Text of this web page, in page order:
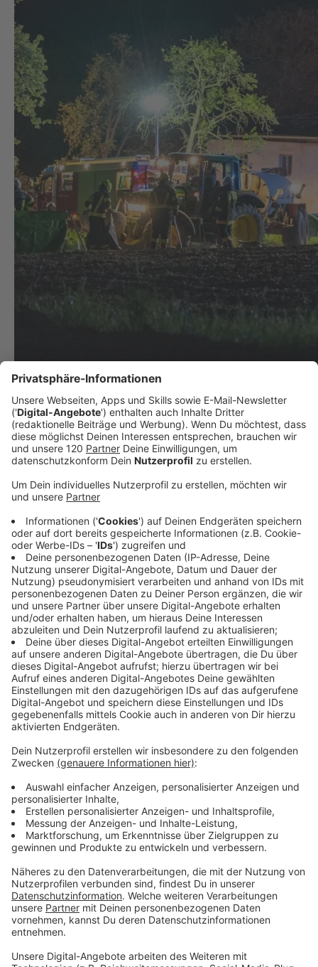
Meterhohe Flammen bei Bauernhofbrand in
Katsdorf